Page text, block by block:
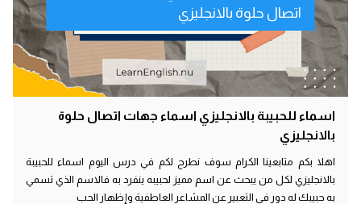
اتصال حلوة بالانجليزي
اسماء للحبيبة بالانجليزي اسماء جهات اتصال حلوة
بالانجليزي
اهلا بكم متابعينا الكرام سوف نطرح لكم في درس اليوم اسماء للحبيبة
بالانجليزي لكل من يبحث عن اسم مميز لحبيبه ينفرد به فالاسم الذي تسمي
به حبيبك له دور في التعبير عن المشاعر العاطفية وإظهار الحب